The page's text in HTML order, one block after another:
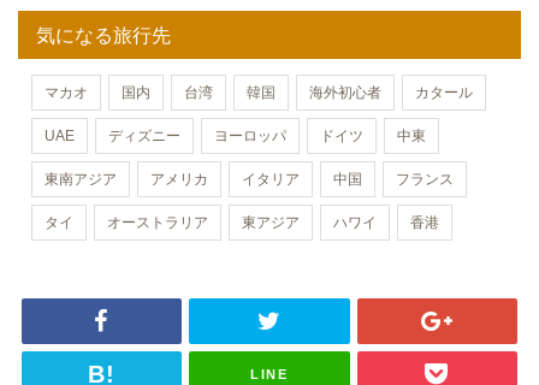
気になる旅行先
マカオ 国内 台湾 韓国 海外初心者 カタール
UAE ディズニー ヨーロッパ ドイツ 中東
東南アジア アメリカ イタリア 中国 フランス
タイ オーストラリア 東アジア ハワイ 香港
LINE